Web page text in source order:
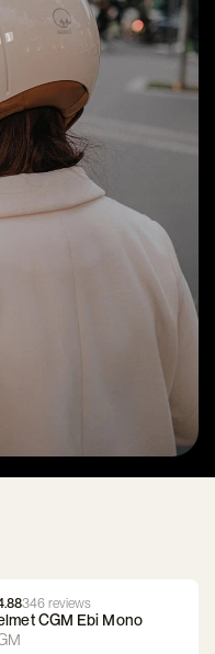
346 reviews
CGM Ebi Mono